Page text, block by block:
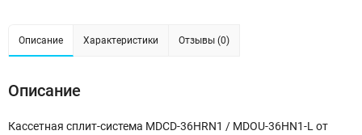
Описание Характеристики Отзывы (0)
Описание
Кассетная сплит-система MDCD-36HRN1 / MDOU-36HN1-L от